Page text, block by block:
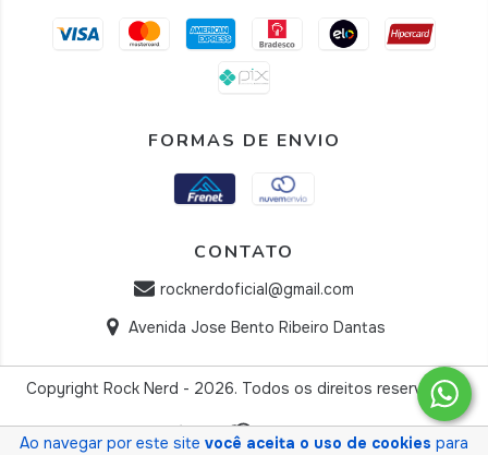
Ao navegar por este site você aceita o uso de cookies para
FORMAS DE ENVIO
CONTATO
rocknerdoficial@gmail.com
Avenida Jose Bento Ribeiro Dantas
Copyright Rock Nerd - 2026. Todos os direitos reservados.